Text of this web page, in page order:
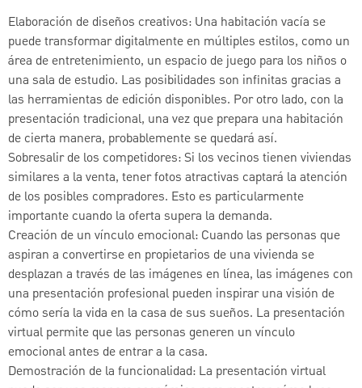
Elaboración de diseños creativos: Una habitación vacía se
puede transformar digitalmente en múltiples estilos, como un
área de entretenimiento, un espacio de juego para los niños o
una sala de estudio. Las posibilidades son infinitas gracias a
las herramientas de edición disponibles. Por otro lado, con la
presentación tradicional, una vez que prepara una habitación
de cierta manera, probablemente se quedará así.
Sobresalir de los competidores: Si los vecinos tienen viviendas
similares a la venta, tener fotos atractivas captará la atención
de los posibles compradores. Esto es particularmente
importante cuando la oferta supera la demanda.
Creación de un vínculo emocional: Cuando las personas que
aspiran a convertirse en propietarios de una vivienda se
desplazan a través de las imágenes en línea, las imágenes con
una presentación profesional pueden inspirar una visión de
cómo sería la vida en la casa de sus sueños. La presentación
virtual permite que las personas generen un vínculo
emocional antes de entrar a la casa.
Demostración de la funcionalidad: La presentación virtual